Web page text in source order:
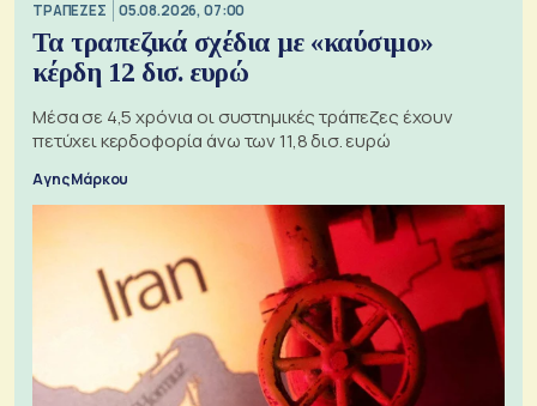
ΤΡΑΠΕΖΕΣ 05.08.2026, 07:00
Τα τραπεζικά σχέδια με «καύσιμο»
κέρδη 12 δισ. ευρώ
Μέσα σε 4,5 χρόνια οι συστημικές τράπεζες έχουν
πετύχει κερδοφορία άνω των 11,8 δισ. ευρώ
Αγης Μάρκου